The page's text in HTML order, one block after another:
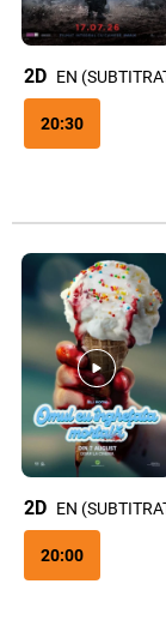
2D EN
20:30
2D EN
20:00